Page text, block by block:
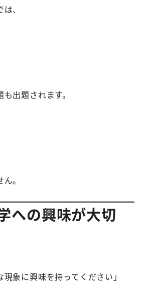
、
出題されます。
。
への興味が大切
現象に興味を持ってください」